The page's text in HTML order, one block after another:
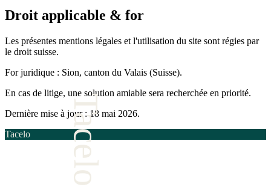
Droit applicable & for
Les présentes mentions légales et l'utilisation du site sont régies par
le droit suisse.
For juridique : Sion, canton du Valais (Suisse).
En cas de litige, une solution amiable sera recherchée en priorité.
Dernière mise à jour : 18 mai 2026.
Tacelo
Tacelo